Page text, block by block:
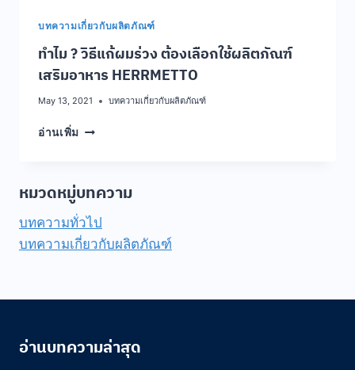
ส
อิน
บทความเกี่ยวกับผลิตภัณฑ์
ทำไม ? วิธีแก้ผมร่วง ต้องเลือกใช้ผลิตภัณฑ์
เสริมอาหาร HERRMETTO
May 13, 2021 บทความเกี่ยวกับผลิตภัณฑ์
อ่านเพิ่ม ทำไม
ผม
ต้อง
เลือก
หมวดหมู่บทความ
บทความทั่วไป
บทความเกี่ยวกับผลิตภัณฑ์
อ่านบทความล่าสุด